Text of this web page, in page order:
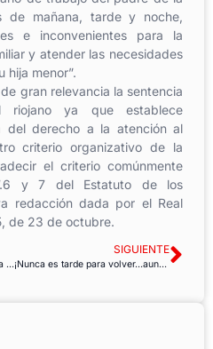
de mañana, tarde y noche,
e inconvenientes para la
y atender las necesidades
hija menor”.
gran relevancia la sentencia
ya que establece
del derecho a la atención al
criterio organizativo de la
el criterio comúnmente
y 7 del Estatuto de los
redacción dada por el Real
de 23 de octubre.
La desigualdad salarial nos aleja de la igualdad real
SIGUIENTE
¡Nunca es tarde para volver…aunque el patio está revuelto!